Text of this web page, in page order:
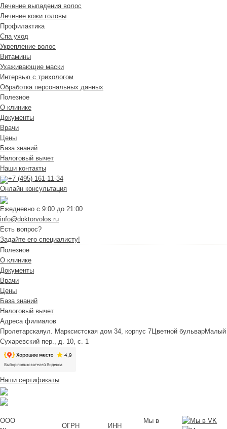
Лечение выпадения волос
Лечение кожи головы
Профилактика
Спа уход
Укрепление волос
Витамины
Ухаживающие маски
Интервью с трихологом
Обработка персональных данных
Полезное
О клинике
Документы
Врачи
Цены
База знаний
Налоговый вычет
Наши контакты
+7 (495) 161-11-34
Онлайн консультация
Ежедневно с 9:00 до 21:00
info@doktorvolos.ru
Есть вопрос?
Задайте его специалисту!
Полезное
О клинике
Документы
Врачи
Цены
База знаний
Налоговый вычет
Адреса филиалов
Пролетарскаяул. Марксистская дом 34, корпус 7 Цветной бульварМалый
Сухаревский пер., д. 10, с. 1
Наши сертификаты
ООО
ОГРН ИНН
Мы в